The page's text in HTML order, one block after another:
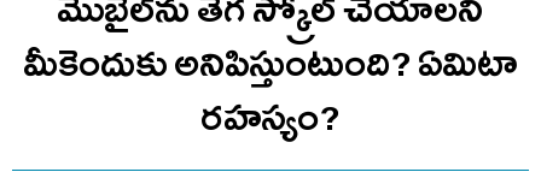
మీకెందుకు అనిపిస్తుంటుంది? ఏమిటా
రహస్యం?